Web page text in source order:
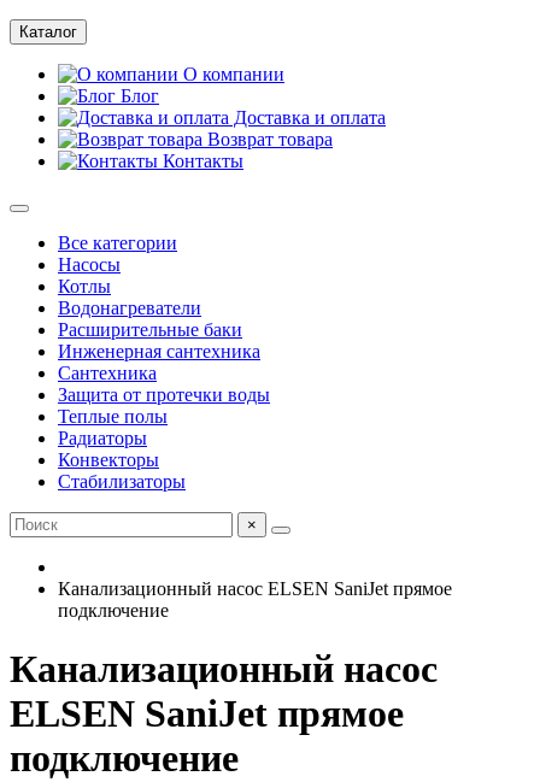
Каталог
О компании
Блог
Доставка и оплата
Возврат товара
Контакты
Все категории
Насосы
Котлы
Водонагреватели
Расширительные баки
Инженерная сантехника
Сантехника
Защита от протечки воды
Теплые полы
Радиаторы
Конвекторы
Стабилизаторы
×
Канализационный насос ELSEN SaniJet прямое
подключение
Канализационный насос
ELSEN SaniJet прямое
подключение